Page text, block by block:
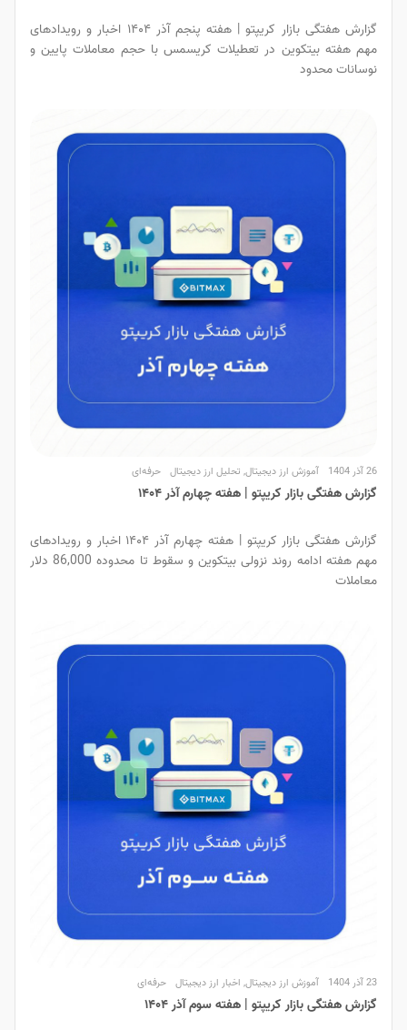
گزارش هفتگی بازار کریپتو | هفته پنجم آذر ۱۴۰۴ اخبار و رویدادهای
مهم هفته بیتکوین در تعطیلات کریسمس با حجم معاملات پایین و
نوسانات محدود
26 آذر 1404 آموزش ارز دیجیتال, تحلیل ارز دیجیتال حرفه‌ای
گزارش هفتگی بازار کریپتو | هفته چهارم آذر ۱۴۰۴
گزارش هفتگی بازار کریپتو | هفته چهارم آذر ۱۴۰۴ اخبار و رویدادهای
مهم هفته ادامه روند نزولی بیتکوین و سقوط تا محدوده 86,000 دلار
معاملات
23 آذر 1404 آموزش ارز دیجیتال, اخبار ارز دیجیتال حرفه‌ای
گزارش هفتگی بازار کریپتو | هفته سوم آذر ۱۴۰۴